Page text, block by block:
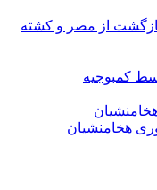
بازگشت از مصر و کشته
کمبوجیه
هخامنشیان